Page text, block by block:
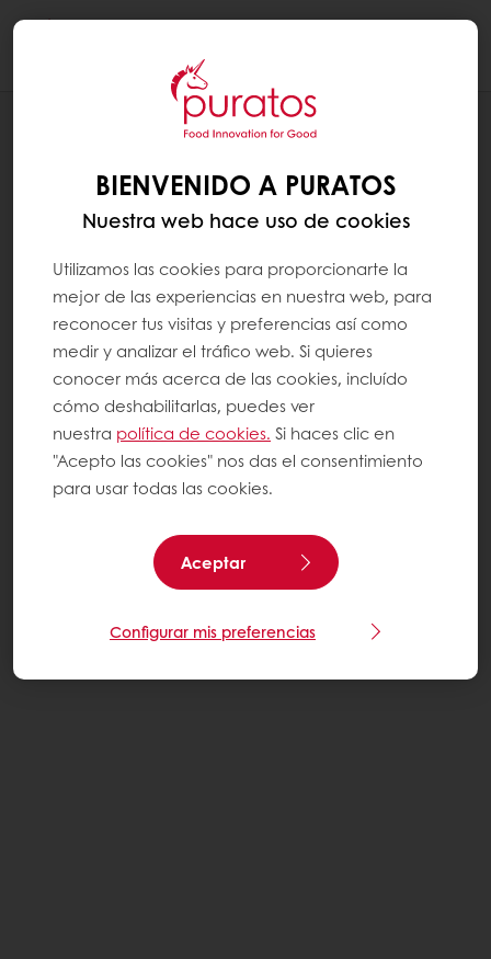
BIENVENIDO A PURATOS
Nuestra web hace uso de cookies
Utilizamos las cookies para proporcionarte la
mejor de las experiencias en nuestra web, para
reconocer tus visitas y preferencias así como
medir y analizar el tráfico web. Si quieres
conocer más acerca de las cookies, incluído
cómo deshabilitarlas, puedes ver
nuestra política de cookies. Si haces clic en
"Acepto las cookies" nos das el consentimiento
para usar todas las cookies.
Aceptar
Configurar mis preferencias